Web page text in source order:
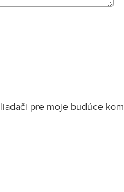
pre moje budúce